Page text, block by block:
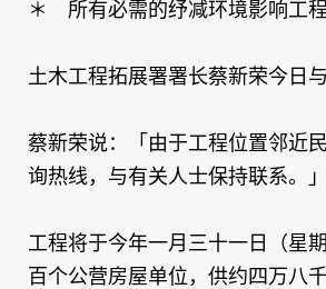
＊ 所有必需的纾减环境影响工
土木工程拓展署署长蔡新荣今日
蔡新荣说：「由于工程位置邻近
询热线，与有关人士保持联系。」
工程将于今年一月三十一日（星
百个公营房屋单位，供约四万八